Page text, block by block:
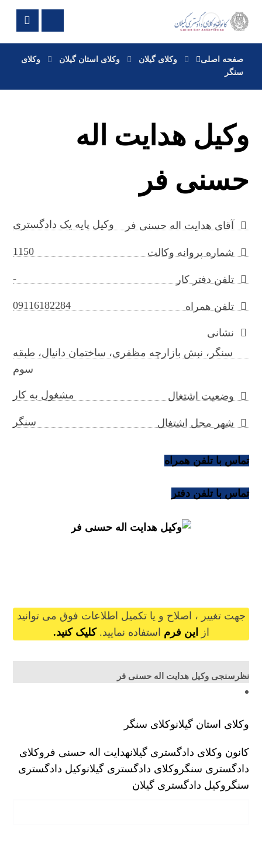
صفحه اصلی وکلای گیلان وکلای استان گیلان
وکلای
سنگر
وکیل هدایت اله
حسنی فر
آقای هدایت اله حسنی فر وکیل پایه یک دادگستری
شماره پروانه وکالت 1150
تلفن دفتر کار -
تلفن همراه 09116182284
نشانی
سنگر، نبش بازارچه مظفری، ساختمان دانیال، طبقه
سوم
وضعیت اشتغال مشغول به کار
شهر محل اشتغال سنگر
تماس با تلفن همراه
تماس با تلفن دفتر
جهت تغییر ، اصلاح و یا تکمیل اطلاعات فوق می توانید
از
این فرم استفاده نمایید. کلیک کنید.
نظرسنجی وکیل هدایت اله حسنی فر
وکلای استان گیلانوکلای سنگر
کانون وکلای دادگستری گیلانهدایت اله حسنی فر وکلای
دادگستری سنگر وکلای دادگستری گیلانوکیل دادگستری
سنگر وکیل دادگستری گیلان